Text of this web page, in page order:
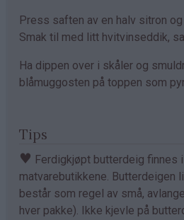
Press saften av en halv sitron
Smak til med litt hvitvinseddik,
Ha dippen over i skåler og
blåmuggosten på toppen som
Tips
♥ Ferdigkjøpt butterdeig finnes
matvarebutikkene. Butterdeigen
består som regel av små,
hver pakke). Ikke kjevle på